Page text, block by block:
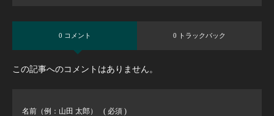
0 コメント 0 トラックバック
この記事へのコメントはありません。
名前（例：山田 太郎） ( 必須 )